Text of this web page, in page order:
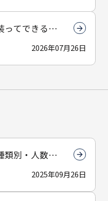
ってできる
2026年07月26日
類別・人数別
2025年09月26日